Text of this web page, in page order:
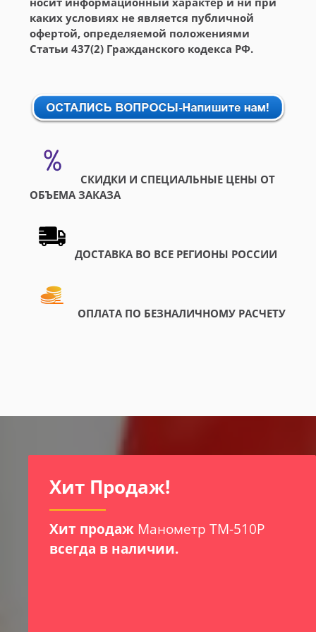
каких условиях не является публичной
офертой, определяемой положениями
Статьи 437(2) Гражданского кодекса РФ.
СКИДКИ И СПЕЦИАЛЬНЫЕ ЦЕНЫ ОТ
ОБЪЕМА ЗАКАЗА
ДОСТАВКА ВО ВСЕ РЕГИОНЫ РОССИИ
ОПЛАТА ПО БЕЗНАЛИЧНОМУ РАСЧЕТУ
Приборы Для Контроля И
Мониторинга Условий
Хранения И
Транспортировки